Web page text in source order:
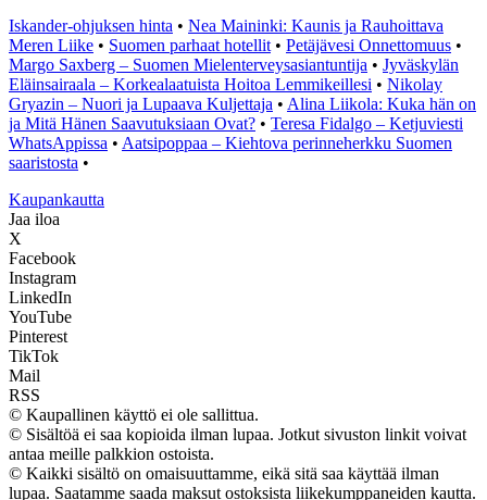
Iskander-ohjuksen hinta • Nea Maininki: Kaunis ja Rauhoittava
Meren Liike • Suomen parhaat hotellit • Petäjävesi Onnettomuus •
Margo Saxberg – Suomen Mielenterveysasiantuntija • Jyväskylän
Eläinsairaala – Korkealaatuista Hoitoa Lemmikeillesi • Nikolay
Gryazin – Nuori ja Lupaava Kuljettaja • Alina Liikola: Kuka hän on
ja Mitä Hänen Saavutuksiaan Ovat? • Teresa Fidalgo – Ketjuviesti
WhatsAppissa • Aatsipoppaa – Kiehtova perinneherkku Suomen
saaristosta •
Kaupankautta
Jaa iloa
X
Facebook
Instagram
LinkedIn
YouTube
Pinterest
TikTok
Mail
RSS
© Kaupallinen käyttö ei ole sallittua.
© Sisältöä ei saa kopioida ilman lupaa. Jotkut sivuston linkit voivat
antaa meille palkkion ostoista.
© Kaikki sisältö on omaisuuttamme, eikä sitä saa käyttää ilman
lupaa. Saatamme saada maksut ostoksista liikekumppaneiden kautta.